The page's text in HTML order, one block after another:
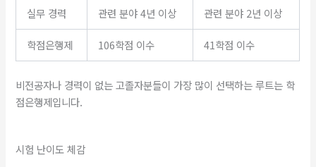
실무 경력 관련 분야 4년 이상 관련 분야 2년 이상
학점은행제 106학점 이수 41학점 이수
비전공자나 경력이 없는 고졸자분들이 가장 많이 선택하는 루트는 학
점은행제입니다.
시험 난이도 체감